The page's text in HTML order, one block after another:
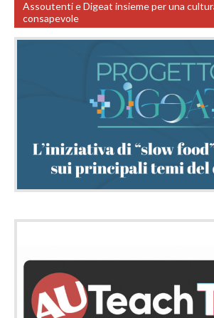
Assoutenti e Digeat insieme per una
consapevole